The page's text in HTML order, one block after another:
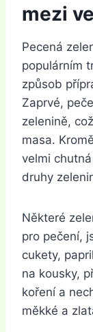
mezi
Pecená
populárním
způsob
Zaprvé,
zelenině,
masa.
velmi
druhy
Některé
pro pečení,
cukety,
na kousky,
koření a
měkké a